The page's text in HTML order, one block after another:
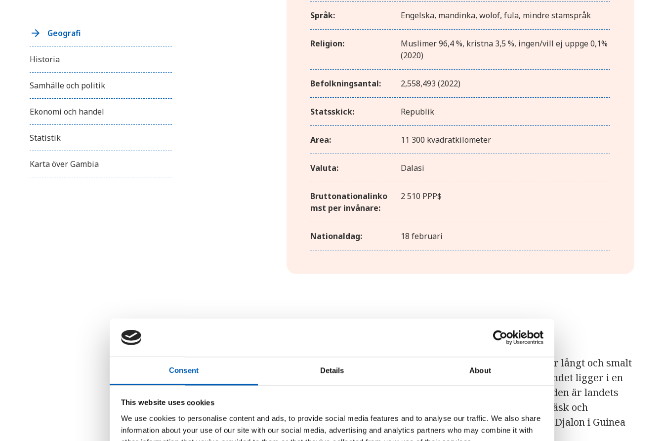
Consent Details About
This website uses cookies
We use cookies to personalise content and ads, to provide social media features and to analyse our traffic. We also share
information about your use of our site with our social media, advertising and analytics partners who may combine it with
Geografi
Historia
Samhälle och politik
Ekonomi och handel
Statistik
Karta över Gambia
Språk: Engelska, mandinka, wolof, fula, mindre stamspråk
Religion:
Muslimer 96,4 %, kristna 3,5 %, ingen/vill ej uppge 0,1%
(2020)
Befolkningsantal: 2,558,493 (2022)
Statsskick: Republik
Area: 11 300 kvadratkilometer
Valuta: Dalasi
Bruttonationalinko
mst per invånare:
2 510 PPP$
Nationaldag: 18 februari
Gambia är det minsta landet på Afrikas fastland. Landet är långt och smalt
och är omslutet av Senegal i norr, öster och söder. Hela landet ligger i en
dal med Gambiafloden som rinner rakt genom landet. Floden är landets
viktigaste transportartär och flodstränderna består av träsk och
mangroveskogar. Gambiafloden har sitt ursprung i Fouta-Djalon i Guinea
och rinner ut i Atlanten vid huvudstaden Banjul.